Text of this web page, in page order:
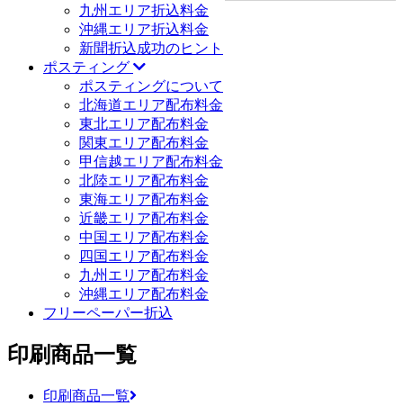
九州エリア折込料金
沖縄エリア折込料金
新聞折込成功のヒント
ポスティング
ポスティングについて
北海道エリア配布料金
東北エリア配布料金
関東エリア配布料金
甲信越エリア配布料金
北陸エリア配布料金
東海エリア配布料金
近畿エリア配布料金
中国エリア配布料金
四国エリア配布料金
九州エリア配布料金
沖縄エリア配布料金
フリーペーパー折込
印刷商品一覧
印刷商品一覧